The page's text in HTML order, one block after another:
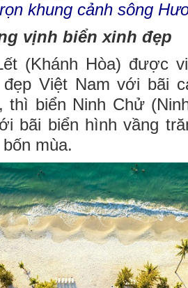
khung cảnh sông
vịnh biển xinh đẹp
(Khánh Hòa) được
đẹp Việt Nam với bãi
thì biển Ninh Chử
bãi biển hình vầng
mùa.